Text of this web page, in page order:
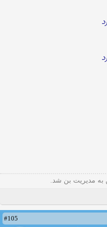
به مدیریت بن شد.
#105